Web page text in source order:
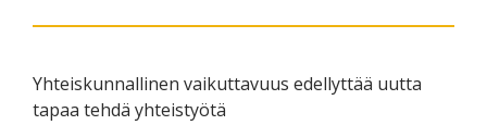
Yhteiskunnallinen vaikuttavuus edellyttää uutta
tapaa tehdä yhteistyötä